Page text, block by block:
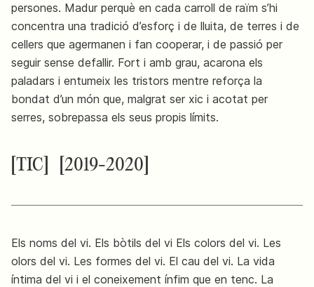
persones. Madur perquè en cada carroll de raïm s’hi
concentra una tradició d’esforç i de lluita, de terres i de
cellers que agermanen i fan cooperar, i de passió per
seguir sense defallir. Fort i amb grau, acarona els
paladars i entumeix les tristors mentre reforça la
bondat d’un món que, malgrat ser xic i acotat per
serres, sobrepassa els seus propis límits.
[TIC] [2019-2020]
Els noms del vi. Els bòtils del vi Els colors del vi. Les
olors del vi. Les formes del vi. El cau del vi. La vida
íntima del vi i el coneixement ínfim que en tenc. La